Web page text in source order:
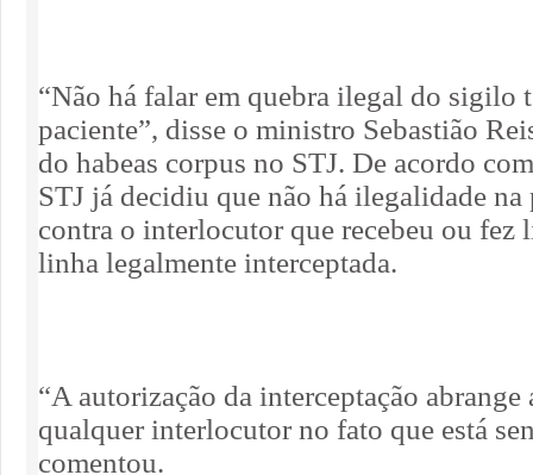
“Não há falar em quebra ilegal do sigilo
paciente”, disse o ministro Sebastião
do habeas corpus no STJ. De acordo
STJ já decidiu que não há ilegalidade
contra o interlocutor que recebeu ou fez
linha legalmente interceptada.
“A autorização da interceptação abrange
qualquer interlocutor no fato que está
comentou.